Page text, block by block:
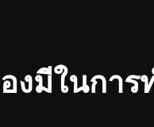
งมีในกา